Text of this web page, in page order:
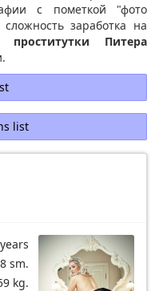
с пометкой "фото
заработка на
проститутки Питера
sm.
kg.
list